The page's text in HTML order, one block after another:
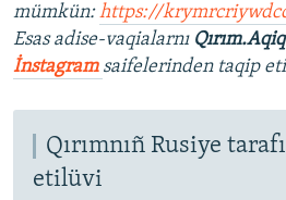
mümkün:https://
Esas adise-vaqialarnı
İnstagram saifelerinden taqip
Qırımnıñ Rusiye
etilüvi